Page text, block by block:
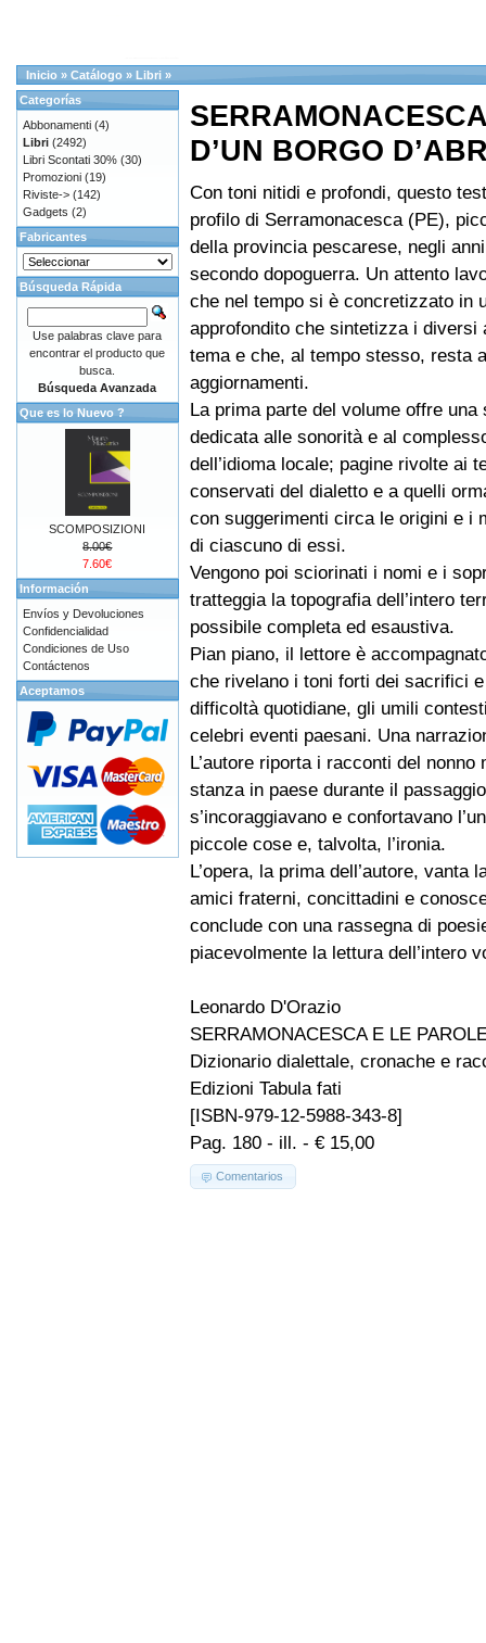
Inicio » Catálogo » Libri »
D’UN BORGO
Con toni nitidi e profondi, questo
profilo di Serramonacesca (PE),
della provincia pescarese, negli
secondo dopoguerra. Un attento
che nel tempo si è concretizzato in
approfondito che sintetizza i diversi
tema e che, al tempo stesso, resta
aggiornamenti.
La prima parte del volume offre una
dedicata alle sonorità e al
dell’idioma locale; pagine rivolte ai
conservati del dialetto e a quelli
con suggerimenti circa le origini e i
di ciascuno di essi.
Vengono poi sciorinati i nomi e i
tratteggia la topografia dell’intero
possibile completa ed esaustiva.
Pian piano, il lettore è
che rivelano i toni forti dei sacrifici
difficoltà quotidiane, gli umili
celebri eventi paesani. Una
L’autore riporta i racconti del
stanza in paese durante il
s’incoraggiavano e confortavano
piccole cose e, talvolta, l’ironia.
L’opera, la prima dell’autore,
amici fraterni, concittadini e
conclude con una rassegna di
piacevolmente la lettura dell’intero
Leonardo D'Orazio
SERRAMONACESCA E LE
Dizionario dialettale, cronache e
Edizioni Tabula fati
[ISBN-979-12-5988-343-8]
Pag. 180 - ill. - € 15,00
Comentarios
Categorías
Abbonamenti (4)
Libri (2492)
Libri Scontati 30% (30)
Promozioni (19)
Riviste-> (142)
Gadgets (2)
Fabricantes
Búsqueda Rápida
Use palabras clave para
encontrar el producto que
busca.
Búsqueda Avanzada
Que es lo Nuevo ?
SCOMPOSIZIONI
8.00€
7.60€
Información
Envíos y Devoluciones
Confidencialidad
Condiciones de Uso
Contáctenos
Aceptamos